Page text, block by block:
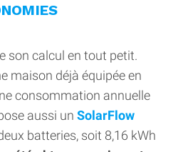
son calcul en tout petit.
maison déjà équipée en
consommation annuelle
aussi un SolarFlow
batteries, soit 8,16 kWh